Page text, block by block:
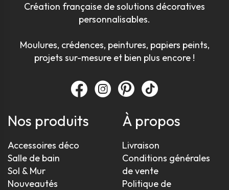
Création française de solutions décoratives
personnalisables.
Moulures, crédences, peintures, papiers peints,
projets sur-mesure et bien plus encore !
Nos produits
Accessoires déco
Salle de bain
Sol & Mur
Nouveautés
À propos
Livraison
Conditions générales
de vente
Politique de